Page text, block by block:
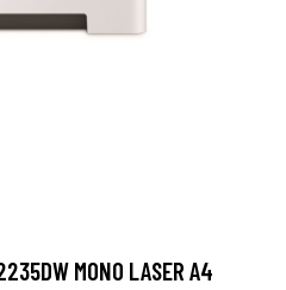
MONO LASER A4